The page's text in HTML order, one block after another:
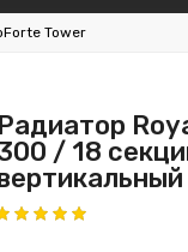
Tower
Радиатор
/ 18